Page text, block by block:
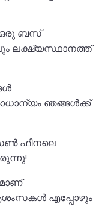
ഒരു ബസ്
ലക്ഷ്യസ്ഥാനത്ത്
ഞങ്ങൾക്ക്
ഫിനലെ
എപ്പോഴും